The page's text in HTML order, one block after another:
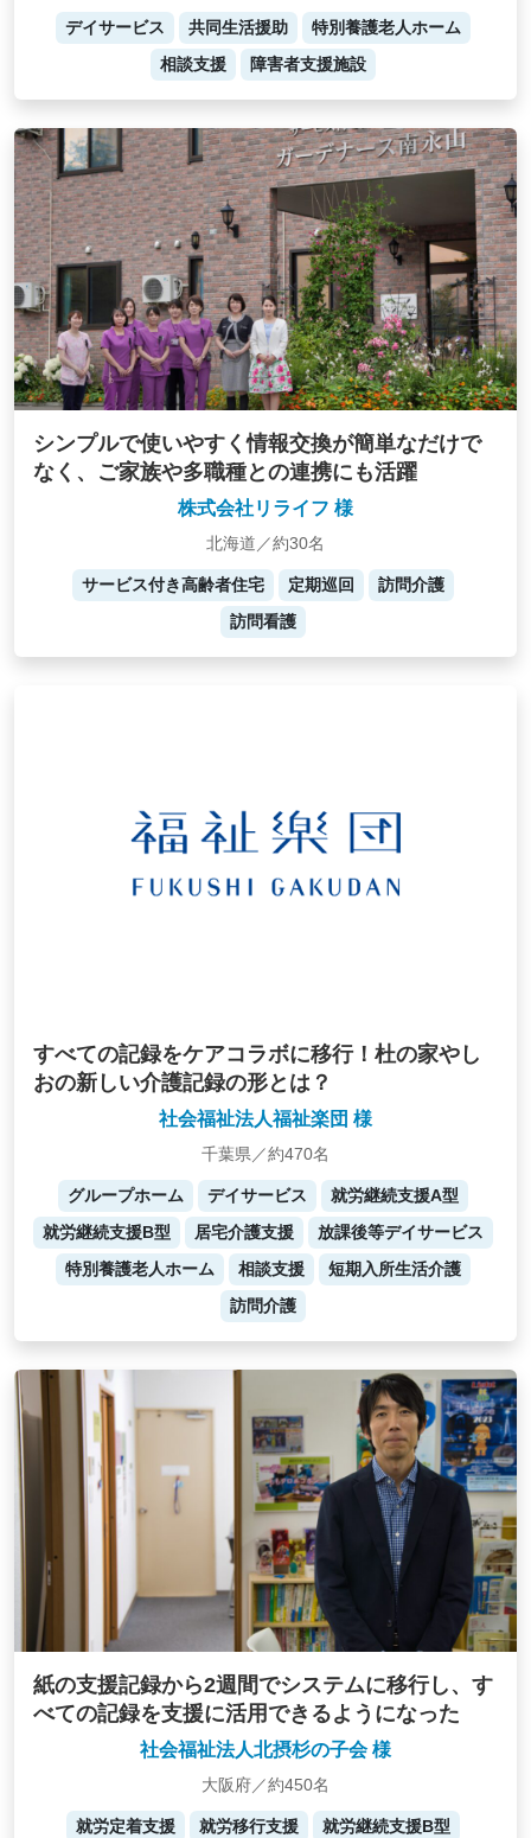
デイサービス 共同生活援助
特別養護老人ホーム
相談支援
障害者支援施設
シンプルで使いやすく情報交換が簡単なだけで
なく、ご家族や多職種との連携にも活躍
株式会社リライフ 様
北海道／約30名
サービス付き高齢者住宅 定期巡回
訪問介護
訪問看護
すべての記録をケアコラボに移行！杜の家やし
おの新しい介護記録の形とは？
社会福祉法人福祉楽団 様
千葉県／約470名
グループホーム デイサービス
就労継続支援A型
就労継続支援B型
居宅介護支援
放課後等デイサービス
特別養護老人ホーム
相談支援
短期入所生活介護
訪問介護
紙の支援記録から2週間でシステムに移行し、す
べての記録を支援に活用できるようになった
社会福祉法人北摂杉の子会 様
大阪府／約450名
就労定着支援 就労移行支援
就労継続支援B型